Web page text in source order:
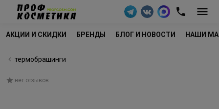
АКЦИИ И СКИДКИ БРЕНДЫ БЛОГ И НОВОСТИ НАШИ
термобрашинги
нет отзывов